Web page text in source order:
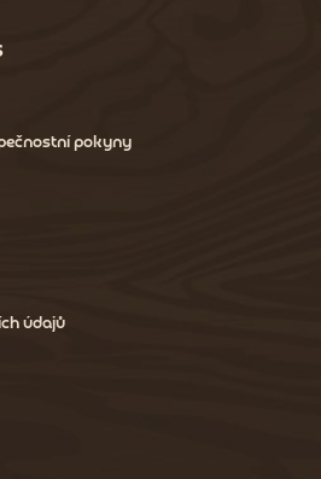
pokyny
údajů